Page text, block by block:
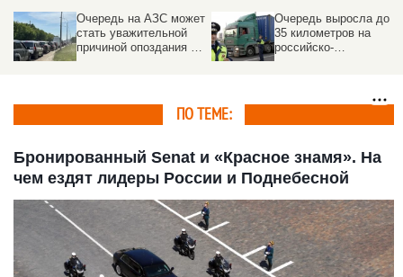
Очередь на АЗС может
стать уважительной
причиной опоздания на
Очередь выросла до
35 километров на
российско-
ПО ТЕМЕ:
Бронированный Senat и «Красное знамя». На
чем ездят лидеры России и Поднебесной